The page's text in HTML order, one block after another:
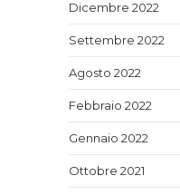
Dicembre 2022
Settembre 2022
Agosto 2022
Febbraio 2022
Gennaio 2022
Ottobre 2021